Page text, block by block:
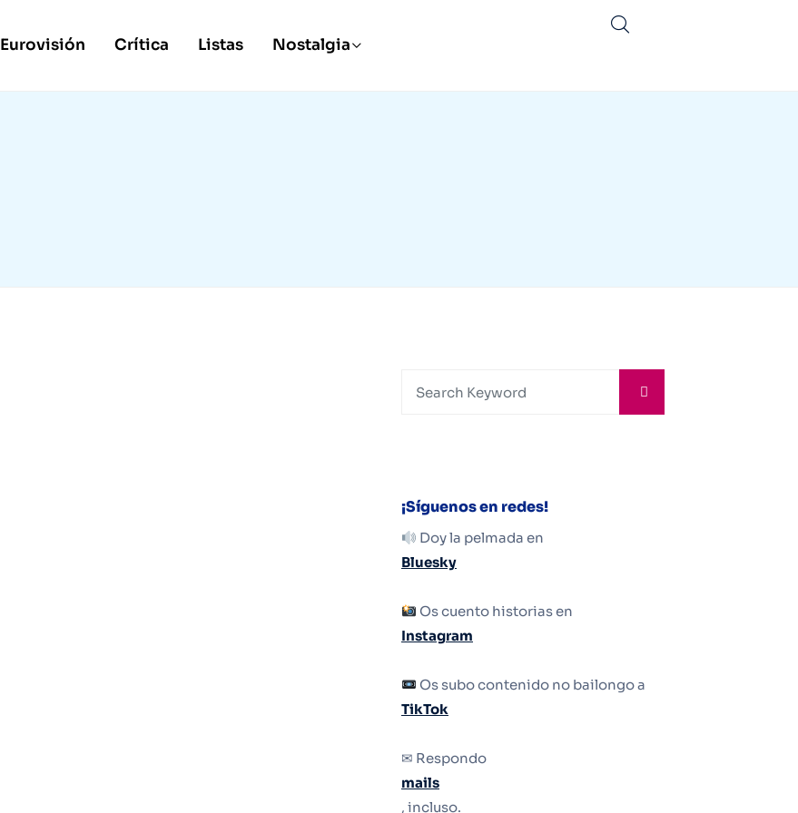
Eurovisión Crítica Listas Nostalgia
¡Síguenos en redes!
Doy la pelmada en
Bluesky
Os cuento historias en
Instagram
Os subo contenido no bailongo a
TikTok
✉ Respondo
mails
, incluso.